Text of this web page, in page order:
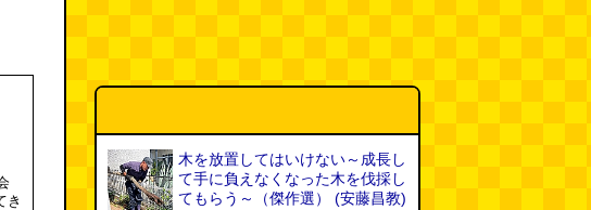
き
木を放置してはいけない～成長し
て手に負えなくなった木を伐採し
てもらう～（傑作選）
(安藤昌教)